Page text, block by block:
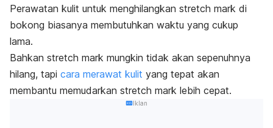
Perawatan kulit untuk menghilangkan stretch mark di
bokong biasanya membutuhkan waktu yang cukup
lama.
Bahkan stretch mark mungkin tidak akan sepenuhnya
hilang, tapi cara merawat kulit yang tepat akan
membantu memudarkan stretch mark lebih cepat.
Iklan